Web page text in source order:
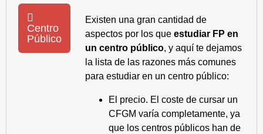
Centro
Público
Existen una gran cantidad de
aspectos por los que estudiar FP en
un centro público, y aquí te dejamos
la lista de las razones más comunes
para estudiar en un centro público:
El precio. El coste de cursar un
CFGM varía completamente, ya
que los centros públicos han de